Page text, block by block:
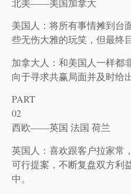
北美——美国加拿大
美国人：将所有事情摊到台
些无伤大雅的玩笑，但最终
加拿大人：和美国人一样都
向于寻求共赢局面并及时给
PART
02
西欧——英国 法国 荷兰
英国人：喜欢跟客户拉家常
可行提案，不断复盘双方利
中。